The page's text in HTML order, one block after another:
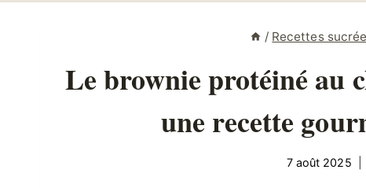
/ Recettes
Le brownie protéiné au
une recette
7 août 2025